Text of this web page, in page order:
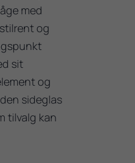
med
og
sit
og
sideglas
tilvalg kan